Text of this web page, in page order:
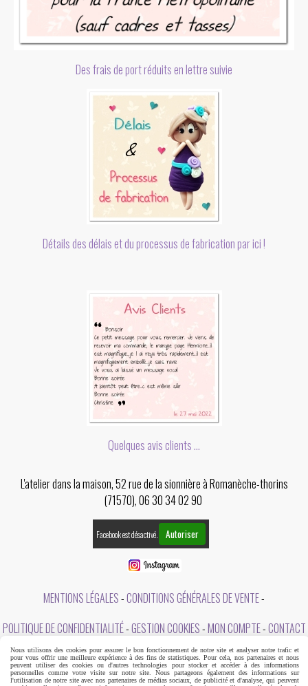
Des frais de port réduits en lettre suivie
Détails des délais et du processus de fabrication par ici !
Quelques avis clients ...
L'atelier dans la maison, 52 rue de la sionnière à Romanèche-thorins
(71570), 06 30 34 02 90
Facebook est désactivé. Autoriser
MENTIONS LÉGALES CONDITIONS GÉNÉRALES DE VENTE
POLITIQUE DE CONFIDENTIALITÉ GESTION COOKIES MON COMPTE CONTACT
A PROPOS DE L'ATELIER DANS LA MAISON
Nous utilisons des cookies pour assurer le bon fonctionnement de notre site et analyser notre trafic et
pour vous offrir une meilleure expérience à des fins de statistiques. Pour cela, nos partenaires et nous
peuvent utiliser des cookies ou d'autres technologies pour stocker et accéder à des informations
personnelles comme votre visite sur notre site. Nous partageons également des informations sur
l'utilisation de notre site avec nos partenaires de médias sociaux, de publicité et d'analyse, qui peuvent